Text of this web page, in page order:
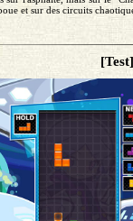
et sur des circuits